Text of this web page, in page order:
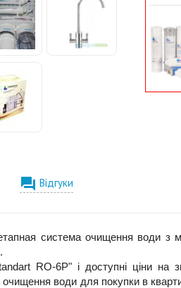
 Відгуки
система очищення води з
RO-6P" і доступні ціни на
очищення води для покупки в